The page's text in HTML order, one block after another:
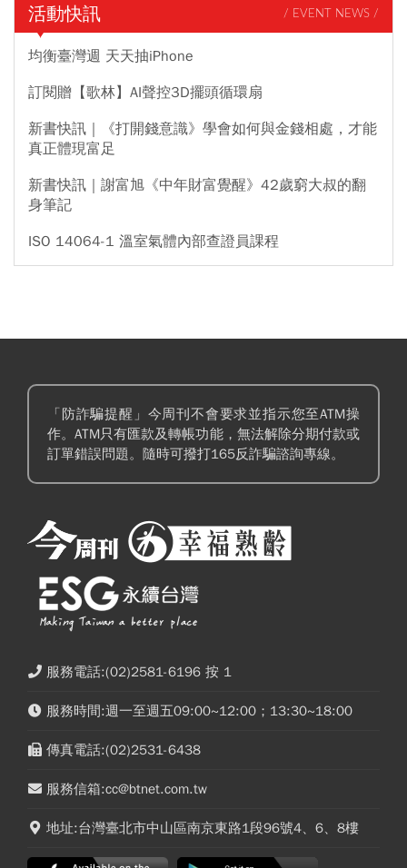
活動快訊 / EVENT NEWS /
均衡臺灣週 天天抽iPhone
訂閱贈【歌林】AI聲控3D擺頭循環扇
新書快訊｜《打開錢意識》學會如何與金錢相處，才能
真正體現富足
新書快訊｜謝富旭《中年財富覺醒》42歲窮大叔的翻
身筆記
ISO 14064-1 溫室氣體內部查證員課程
「防詐騙提醒」今周刊不會要求並指示您至ATM操
作。ATM只有匯款及轉帳功能，無法解除分期付款或
訂單錯誤問題。隨時可撥打165反詐騙諮詢專線。
服務電話:(02)2581-6196 按 1
服務時間:週一至週五09:00~12:00；13:30~18:00
傳真電話:(02)2531-6438
服務信箱:cc@btnet.com.tw
地址:台灣臺北市中山區南京東路1段96號4、6、8樓